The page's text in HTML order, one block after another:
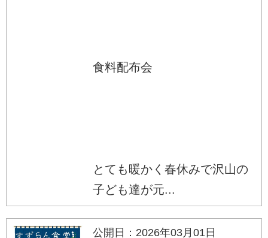
食料配布会
とても暖かく春休みで沢山の
子ども達が元...
公開日：2026年03月01日